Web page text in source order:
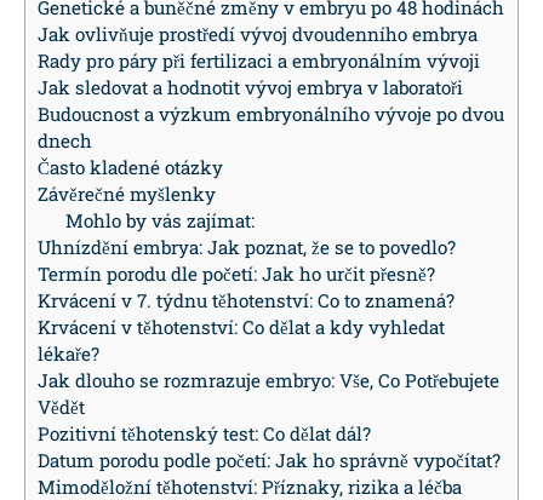
Genetické a buněčné změny v embryu po 48 hodinách
Jak ovlivňuje prostředí vývoj dvoudenního embrya
Rady pro páry při fertilizaci a embryonálním vývoji
Jak sledovat a hodnotit vývoj embrya v laboratoři
Budoucnost a výzkum embryonálního vývoje po dvou
dnech
Často kladené otázky
Závěrečné myšlenky
Mohlo by vás zajímat:
Uhnízdění embrya: Jak poznat, že se to povedlo?
Termín porodu dle početí: Jak ho určit přesně?
Krvácení v 7. týdnu těhotenství: Co to znamená?
Krvácení v těhotenství: Co dělat a kdy vyhledat
lékaře?
Jak dlouho se rozmrazuje embryo: Vše, Co Potřebujete
Vědět
Pozitivní těhotenský test: Co dělat dál?
Datum porodu podle početí: Jak ho správně vypočítat?
Mimoděložní těhotenství: Příznaky, rizika a léčba